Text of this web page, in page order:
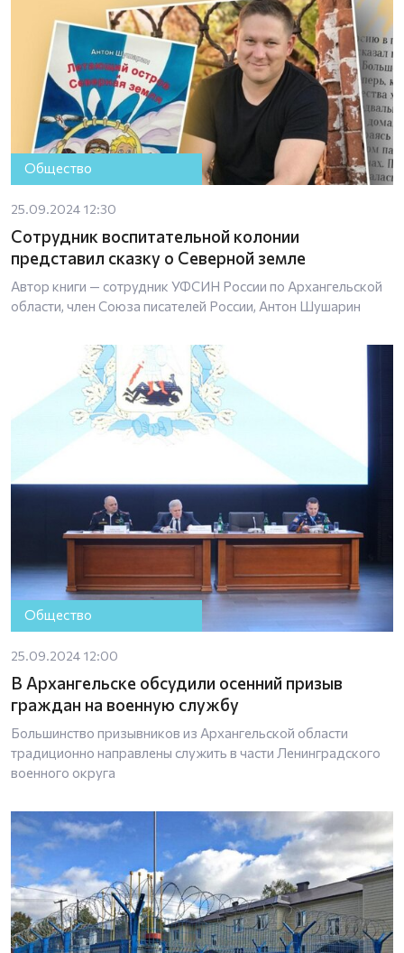
Общество
25.09.2024 12:30
Сотрудник воспитательной колонии
представил сказку о Северной земле
Автор книги — сотрудник УФСИН России по Архангельской
области, член Союза писателей России, Антон Шушарин
Общество
25.09.2024 12:00
В Архангельске обсудили осенний призыв
граждан на военную службу
Большинство призывников из Архангельской области
традиционно направлены служить в части Ленинградского
военного округа